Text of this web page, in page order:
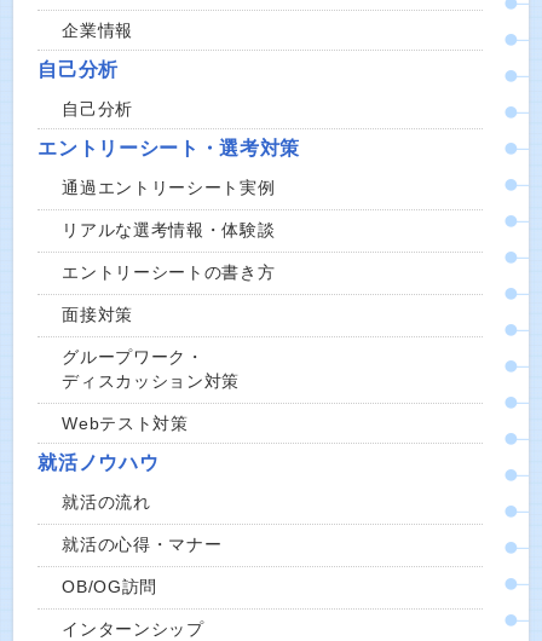
企業情報
自己分析
自己分析
エントリーシート・選考対策
通過エントリーシート実例
リアルな選考情報・体験談
エントリーシートの書き方
面接対策
グループワーク・
ディスカッション対策
Webテスト対策
就活ノウハウ
就活の流れ
就活の心得・マナー
OB/OG訪問
インターンシップ